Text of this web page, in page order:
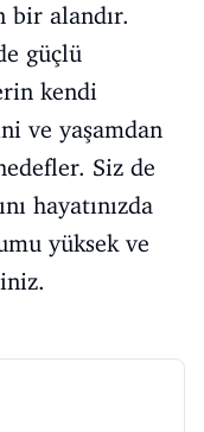
bir alandır.
güçlü
kendi
ve yaşamdan
Siz de
hayatınızda
yüksek ve